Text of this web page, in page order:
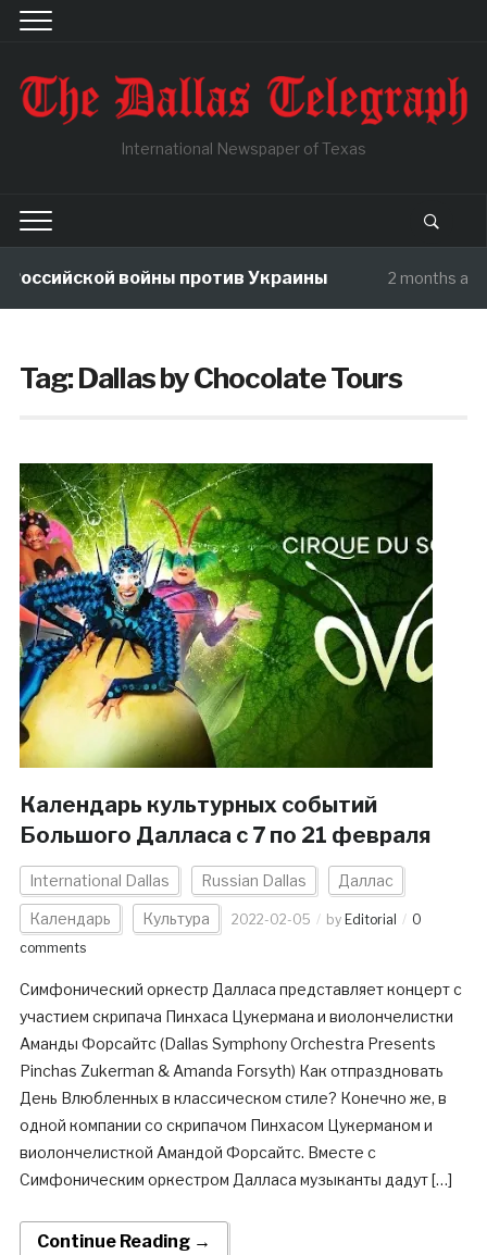
International Newspaper of Texas
войны против Украины 2 months ago
Tag:Dallas by Chocolate Tours
Календарь культурных событий
Большого Далласа с 7 по 21 февраля
International Dallas Russian Dallas Даллас
Календарь Культура 2022-02-05 by Editorial
0
comments
Симфонический оркестр Далласа представляет концерт с
участием скрипача Пинхаса Цукермана и виолончелистки
Аманды Форсайтс (Dallas Symphony Orchestra Presents
Pinchas Zukerman & Amanda Forsyth) Как отпраздновать
День Влюбленных в классическом стиле? Конечно же, в
одной компании со скрипачом Пинхасом Цукерманом и
виолончелисткой Амандой Форсайтс. Вместе с
Симфоническим оркестром Далласа музыканты дадут […]
Continue Reading →